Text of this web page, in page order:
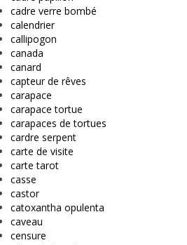
cadre verre bombé
calendrier
callipogon
canada
canard
capteur de rêves
carapace
carapace tortue
carapaces de tortues
cardre serpent
carte de visite
carte tarot
casse
castor
catoxantha opulenta
caveau
censure